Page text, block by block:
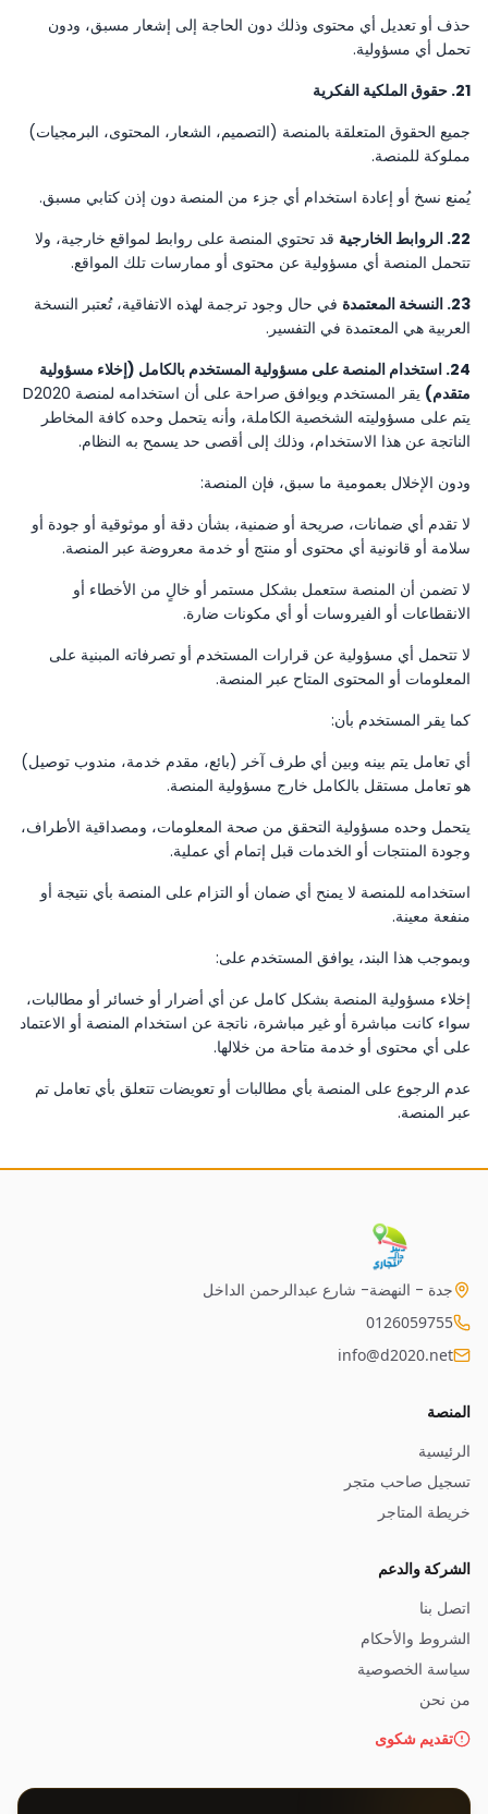
حذف أو تعديل أي محتوى وذلك دون الحاجة إلى إشعار مسبق، ودون
تحمل أي مسؤولية.
21. حقوق الملكية الفكرية
جميع الحقوق المتعلقة بالمنصة (التصميم، الشعار، المحتوى، البرمجيات)
مملوكة للمنصة.
يُمنع نسخ أو إعادة استخدام أي جزء من المنصة دون إذن كتابي مسبق.
22. الروابط الخارجية
قد تحتوي المنصة على روابط لمواقع خارجية، ولا
تتحمل المنصة أي مسؤولية عن محتوى أو ممارسات تلك المواقع.
23. النسخة المعتمدة
في حال وجود ترجمة لهذه الاتفاقية، تُعتبر النسخة
العربية هي المعتمدة في التفسير.
24. استخدام المنصة على مسؤولية المستخدم بالكامل (إخلاء مسؤولية
متقدم)
يقر المستخدم ويوافق صراحة على أن استخدامه لمنصة D2020
يتم على مسؤوليته الشخصية الكاملة، وأنه يتحمل وحده كافة المخاطر
الناتجة عن هذا الاستخدام، وذلك إلى أقصى حد يسمح به النظام.
ودون الإخلال بعمومية ما سبق، فإن المنصة:
لا تقدم أي ضمانات، صريحة أو ضمنية، بشأن دقة أو موثوقية أو جودة أو
سلامة أو قانونية أي محتوى أو منتج أو خدمة معروضة عبر المنصة.
لا تضمن أن المنصة ستعمل بشكل مستمر أو خالٍ من الأخطاء أو
الانقطاعات أو الفيروسات أو أي مكونات ضارة.
لا تتحمل أي مسؤولية عن قرارات المستخدم أو تصرفاته المبنية على
المعلومات أو المحتوى المتاح عبر المنصة.
كما يقر المستخدم بأن:
أي تعامل يتم بينه وبين أي طرف آخر (بائع، مقدم خدمة، مندوب توصيل)
هو تعامل مستقل بالكامل خارج مسؤولية المنصة.
يتحمل وحده مسؤولية التحقق من صحة المعلومات، ومصداقية الأطراف،
وجودة المنتجات أو الخدمات قبل إتمام أي عملية.
استخدامه للمنصة لا يمنح أي ضمان أو التزام على المنصة بأي نتيجة أو
منفعة معينة.
وبموجب هذا البند، يوافق المستخدم على:
إخلاء مسؤولية المنصة بشكل كامل عن أي أضرار أو خسائر أو مطالبات،
سواء كانت مباشرة أو غير مباشرة، ناتجة عن استخدام المنصة أو الاعتماد
على أي محتوى أو خدمة متاحة من خلالها.
عدم الرجوع على المنصة بأي مطالبات أو تعويضات تتعلق بأي تعامل تم
عبر المنصة.
جدة - النهضة- شارع عبدالرحمن الداخل
0126059755
info@d2020.net
المنصة
الرئيسية
تسجيل صاحب متجر
خريطة المتاجر
الشركة والدعم
اتصل بنا
الشروط والأحكام
سياسة الخصوصية
من نحن
تقديم شكوى